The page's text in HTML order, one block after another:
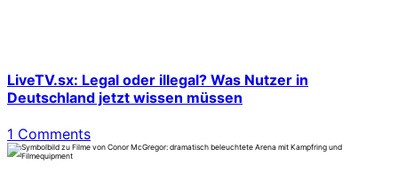
LiveTV.sx: Legal oder illegal? Was Nutzer in
Deutschland jetzt wissen müssen
1 Comments